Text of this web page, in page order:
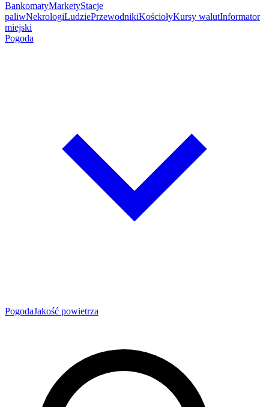
BankomatyMarketyStacje
paliwNekrologiLudziePrzewodnikiKościołyKursy walutInformator
miejski
Pogoda
PogodaJakość powietrza